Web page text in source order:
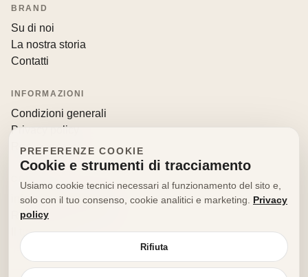
BRAND
Su di noi
La nostra storia
Contatti
INFORMAZIONI
Condizioni generali
Privacy policy
Resi e recessi
info@decorfooditaly.it
Richiedi informazioni
Il tuo account
PREFERENZE COOKIE
Cookie e strumenti di tracciamento
Usiamo cookie tecnici necessari al funzionamento del sito e,
solo con il tuo consenso, cookie analitici e marketing. Privacy
policy
Rifiuta